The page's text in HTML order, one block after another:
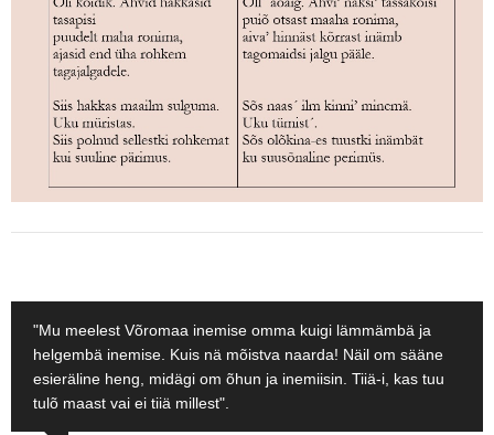
"Mu meelest Võromaa inemise omma kuigi lämmämbä ja
helgembä inemise. Kuis nä mõistva naarda! Näil om sääne
esieräline heng, midägi om õhun ja inemiisin. Tiiä-i, kas tuu
tulõ maast vai ei tiiä millest".